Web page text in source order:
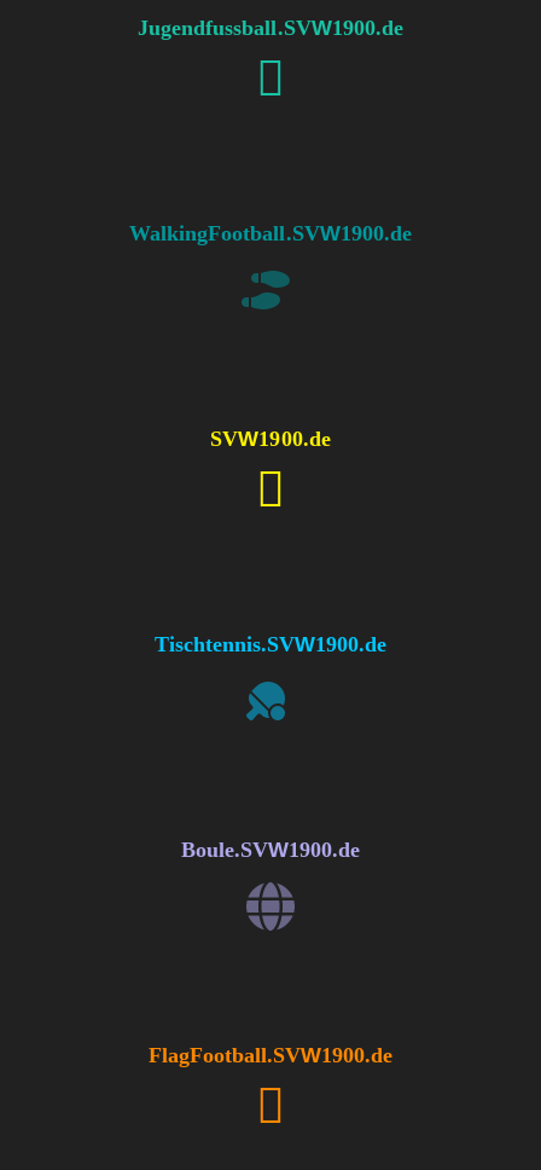
Jugendfussball.SVW1900.de
WalkingFootball.SVW1900.de
SVW1900.de
Tischtennis.SVW1900.de
Boule.SVW1900.de
FlagFootball.SVW1900.de